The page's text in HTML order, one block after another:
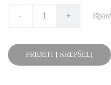
- +
PRIDĖTI Į KREPŠELĮ